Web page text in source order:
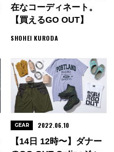
在なコーディネート。
【買えるGO OUT】
SHOHEI KURODA
【14日 12時〜】ダナー
GEAR 2022.06.10